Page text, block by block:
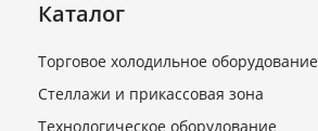
Каталог
Торговое холодильное оборудование
Стеллажи и прикассовая зона
Технологическое оборудование